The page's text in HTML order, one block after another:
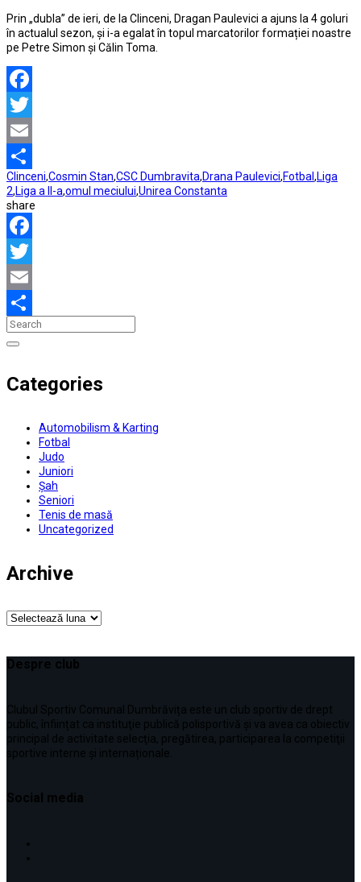
Prin „dubla” de ieri, de la Clinceni, Dragan Paulevici a ajuns la 4 goluri
în actualul sezon, și i-a egalat în topul marcatorilor formației noastre
pe Petre Simon și Călin Toma.
Facebook
Twitter
Email
Partajează
Clinceni,Cosmin Stan,CSC Dumbravita,Drana Paulevici,Fotbal ,Liga
2,Liga a II-a,omul meciului,Unirea Constanta
share
Facebook
Twitter
Email
Partajează
Categories
Automobilism & Karting
Fotbal
Judo
Juniori
Șah
Seniori
Tenis de masă
Uncategorized
Archive
Archive
Despre club
Clubul Sportiv Comunal Dumbrăvița este un club sportiv de drept
public, înființat ca instituţie publică polisportivă și va avea ca obiectiv
principal de activitate selecţia, pregătirea, participarea la competiţii
sportive interne şi internaționale.
Social media